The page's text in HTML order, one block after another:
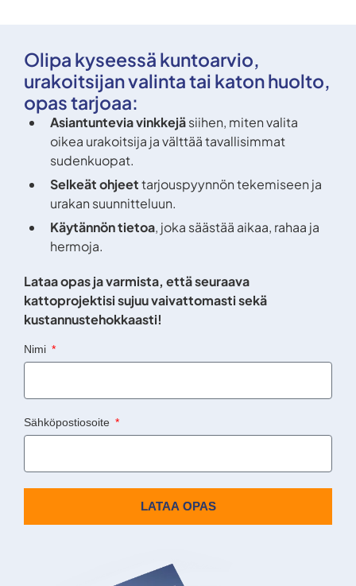
Olipa kyseessä kuntoarvio,
urakoitsijan valinta tai katon huolto,
opas tarjoaa:
Asiantuntevia vinkkejäsiihen, miten valita
oikea urakoitsija ja välttää tavallisimmat
sudenkuopat.
Selkeät ohjeettarjouspyynnön tekemiseen ja
urakan suunnitteluun.
Käytännön tietoa, joka säästää aikaa, rahaa ja
hermoja.
Lataa opas ja varmista, että seuraava
kattoprojektisi sujuu vaivattomasti sekä
kustannustehokkaasti!
Nimi
Sähköpostiosoite
LATAA OPAS